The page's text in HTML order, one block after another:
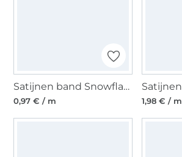
Satijnen band Snowflakes 25 mm, wit
0,97 € / m 1,98 € / m